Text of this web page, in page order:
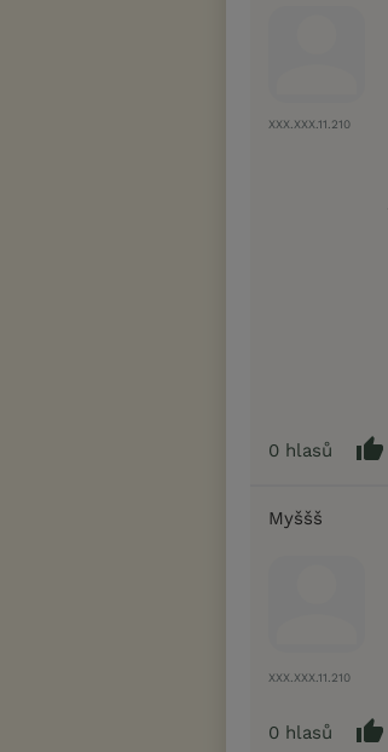
XXX.XXX.11.210
0 hlasů
Myššš
XXX.XXX.11.210
0 hlasů